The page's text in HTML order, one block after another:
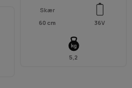
Skær
60 cm
36V
5,2